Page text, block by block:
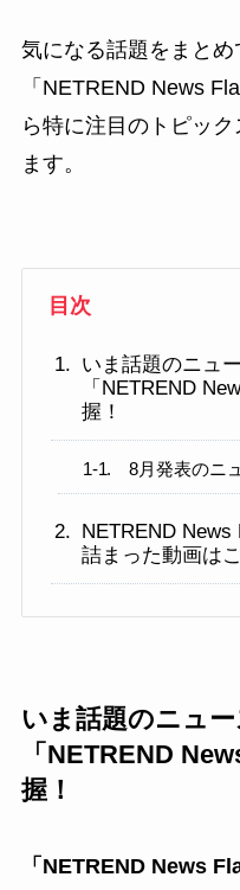
気になる話題をまと
「NETREND News
ら特に注目のトピッ
ます。
目次
いま話題のニュ
「NETREND
握！
8月発表のニ
NETREND
詰まった動画は
いま話題のニュー
「NETREND
握！
「NETREND News